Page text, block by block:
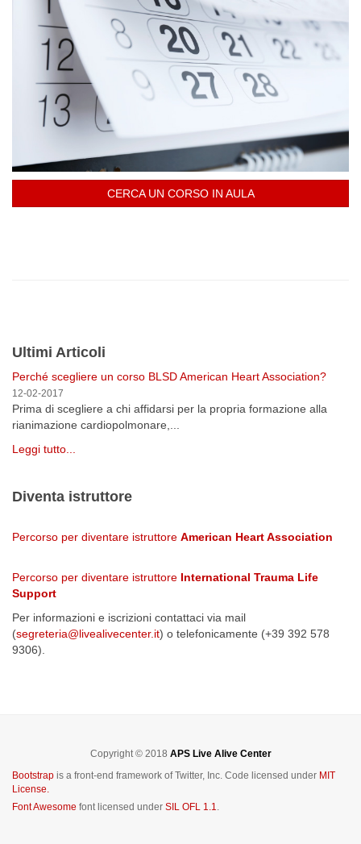
CERCA UN CORSO IN AULA
Ultimi Articoli
Perché scegliere un corso BLSD American Heart Association?
12-02-2017
Prima di scegliere a chi affidarsi per la propria formazione alla
rianimazione cardiopolmonare,...
Leggi tutto...
Diventa istruttore
Percorso per diventare istruttore American Heart Association
Percorso per diventare istruttore International Trauma Life
Support
Per informazioni e iscrizioni contattaci via mail
(segreteria@livealivecenter.it) o telefonicamente (+39 392 578
9306).
Copyright © 2018 APS Live Alive Center
Bootstrap is a front-end framework of Twitter, Inc. Code licensed under MIT
License.
Font Awesome font licensed under SIL OFL 1.1.